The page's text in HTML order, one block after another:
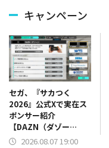
キャンペーン
セガ、『サカつく
2026』公式Xで実在ス
ポンサー紹介
【DAZN（ダゾー
ン）】篇をポスト
2026.08.07 19:00